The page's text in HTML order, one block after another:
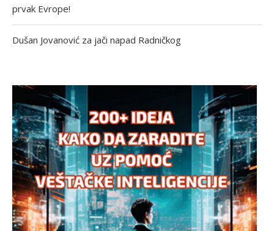
prvak Evrope!
Dušan Jovanović za jači napad Radničkog